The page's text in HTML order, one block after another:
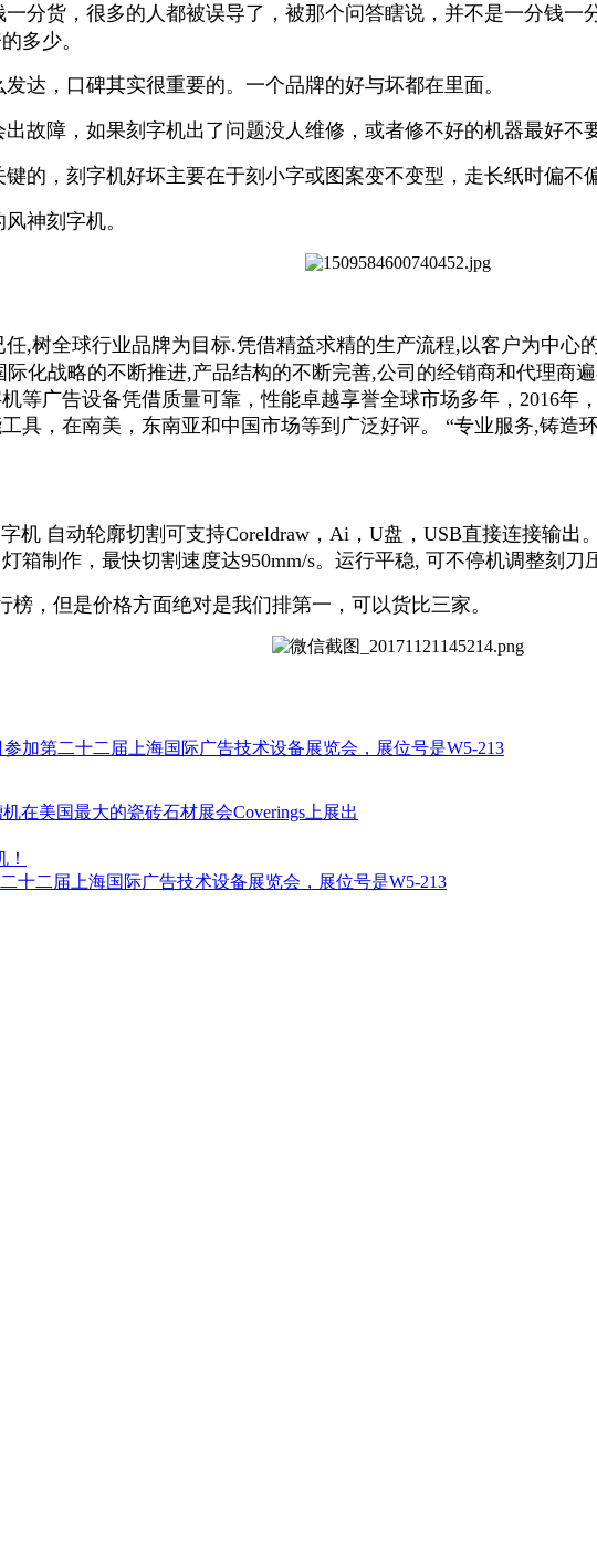
分货，很多的人都被误导了，被那个问答瞎说，并不是一分钱一
多少。
达，口碑其实很重要的。一个品牌的好与坏都在里面。
故障，如果刻字机出了问题没人维修，或者修不好的机器最好不要
的，刻字机好坏主要在于刻小字或图案变不变型，走长纸时偏不
风神刻字机。
,树全球行业品牌为目标.凭借精益求精的生产流程,以客户为中
化战略的不断推进,产品结构的不断完善,公司的经销商和代理商
等广告设备凭借质量可靠，性能卓越享誉全球市场多年，2016年
具，在南美，东南亚和中国市场等到广泛好评。 “专业服务,铸造
机 自动轮廓切割可支持Coreldraw，Ai，U盘，USB直接连接输出
箱制作，最快切割速度达950mm/s。运行平稳, 可不停机调整刻刀
，但是价格方面绝对是我们排第一，可以货比三家。
参加第二十二届上海国际广告技术设备展览会，展位号是W5-213